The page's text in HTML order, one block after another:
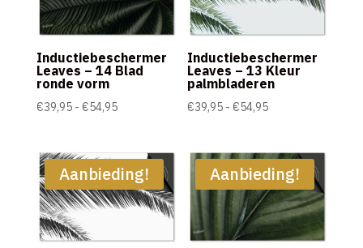
Inductiebeschermer
Leaves – 14 Blad
ronde vorm
€39,95 - €54,95Prijsklasse:
€54,95
Inductiebeschermer
Leaves – 13 Kleur
palmbladeren
€39,95 - €54,95Prijsklasse:
€54,95
Aanbieding! Aanbieding!